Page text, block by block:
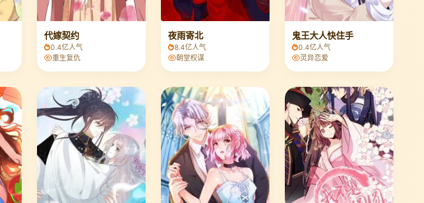
代嫁契约
0.4亿人气
重生复仇
夜雨寄北
8.4亿人气
朝堂权谋
鬼王大人快住手
0.4亿人气
灵异恋爱